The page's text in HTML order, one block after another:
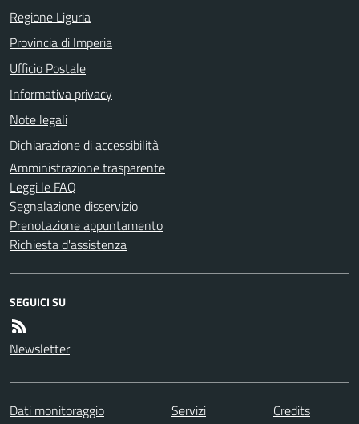
Regione Liguria
Provincia di Imperia
Ufficio Postale
Informativa privacy
Note legali
Dichiarazione di accessibilità
Amministrazione trasparente
Leggi le FAQ
Segnalazione disservizio
Prenotazione appuntamento
Richiesta d'assistenza
SEGUICI SU
Newsletter
Dati monitoraggio Servizi
Credits